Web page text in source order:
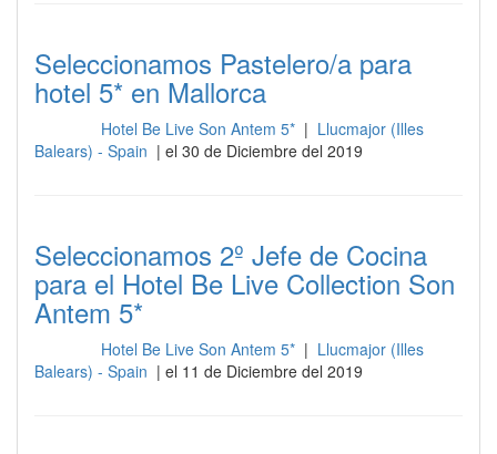
Seleccionamos Pastelero/a para
hotel 5* en Mallorca
Hotel Be Live Son Antem 5* | Llucmajor (Illes
Balears) - Spain | el 30 de Diciembre del 2019
Seleccionamos 2º Jefe de Cocina
para el Hotel Be Live Collection Son
Antem 5*
Hotel Be Live Son Antem 5* | Llucmajor (Illes
Balears) - Spain | el 11 de Diciembre del 2019